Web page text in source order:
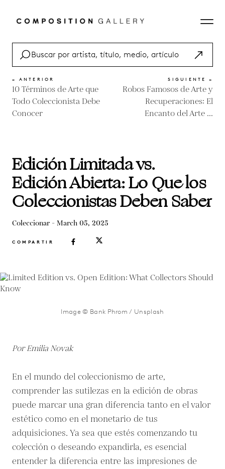
« ANTERIOR
10 Términos de Arte que
Todo Coleccionista Debe
Conocer
SIGUIENTE »
Robos Famosos de Arte y
Recuperaciones: El
Encanto del Arte ...
Edición Limitada vs.
Edición Abierta: Lo Que los
Coleccionistas Deben Saber
Coleccionar - March 05, 2025
COMPARTIR
Image © Bank Phrom / Unsplash
Por Emilia Novak
En el mundo del coleccionismo de arte,
comprender las sutilezas en la edición de obras
puede marcar una gran diferencia tanto en el valor
estético como en el monetario de tus
adquisiciones. Ya sea que estés comenzando tu
colección o deseando expandirla, es esencial
entender la diferencia entre las impresiones de